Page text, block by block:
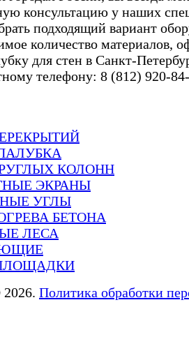
консультацию у наших
подходящий вариант
количество материалов,
для стен в Санкт-
телефону: 8 (812) 920-
КОЛОНН
ЭКРАНЫ
УГЛЫ
БЕТОНА
ЛЕСА
Политика обработки